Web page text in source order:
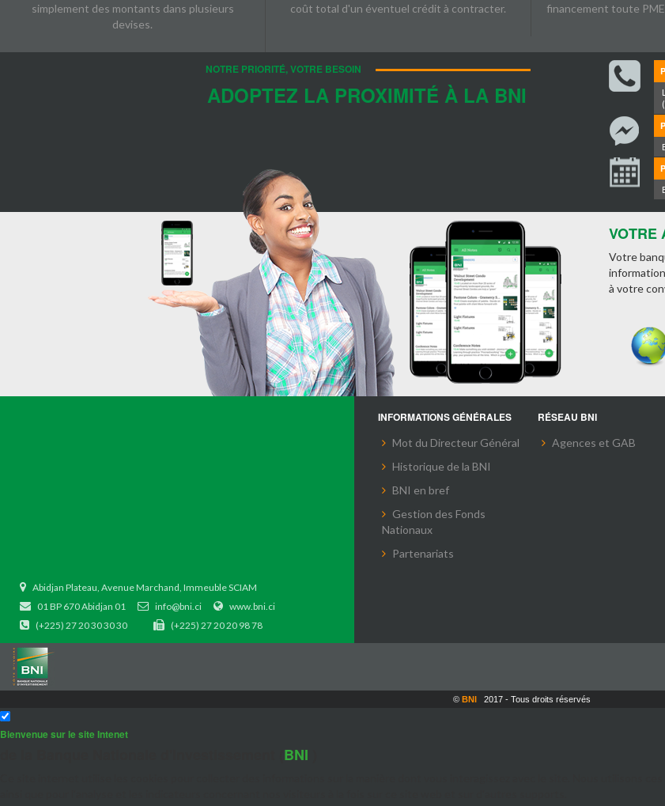
simplement des montants dans plusieurs
devises.
coût total d'un éventuel crédit à contracter.
financement toute
NOTRE PRIORITÉ, VOTRE BESOIN
ADOPTEZ LA PROXIMITÉ À LA BNI
VOTRE
Votre
à votre
Abidjan Plateau, Avenue Marchand, Immeuble SCIAM
01 BP 670 Abidjan 01
info@bni.ci
www.bni.ci
(+225) 27 20 30 30 30
(+225) 27 20 20 98 78
INFORMATIONS GÉNÉRALES
Mot du Directeur Général
Historique de la BNI
BNI en bref
Gestion des Fonds
Nationaux
Partenariats
RÉSEAU BNI
Agences et GAB
© BNI2017 - Tous droits réservés
Bienvenue sur le site Intenet
BNI